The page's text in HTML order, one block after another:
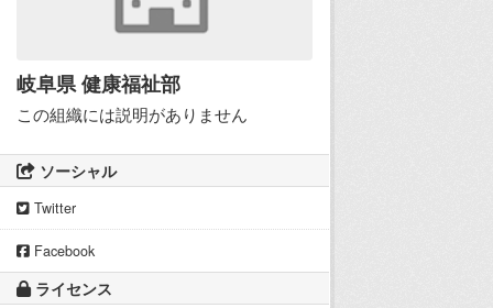
岐阜県 健康福祉部
この組織には説明がありません
ソーシャル
Twitter
Facebook
ライセンス